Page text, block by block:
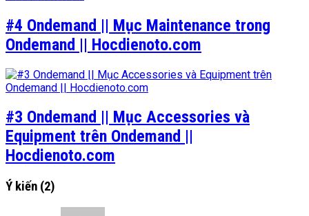
#4 Ondemand || Mục Maintenance trong
Ondemand || Hocdienoto.com
#3 Ondemand || Mục Accessories và
Equipment trên Ondemand ||
Hocdienoto.com
Ý kiến (2)